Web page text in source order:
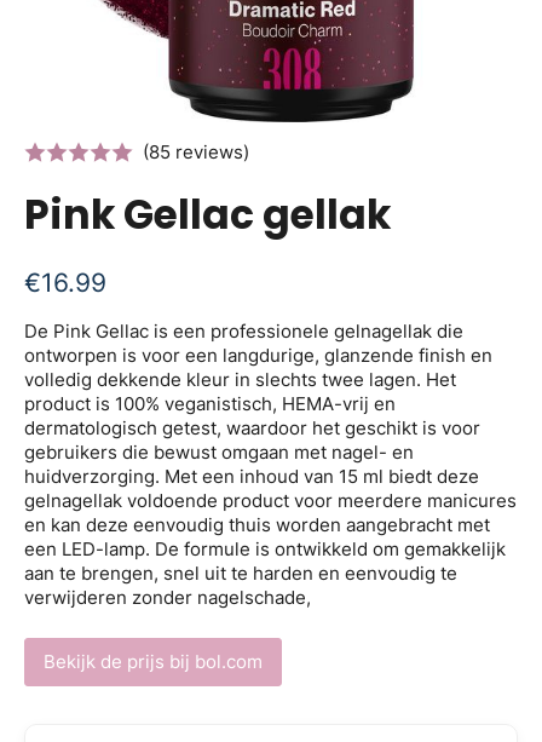
(85 reviews)
Pink Gellac gellak
€16.99
De Pink Gellac is een professionele gelnagellak die
ontworpen is voor een langdurige, glanzende finish en
volledig dekkende kleur in slechts twee lagen. Het
product is 100% veganistisch, HEMA-vrij en
dermatologisch getest, waardoor het geschikt is voor
gebruikers die bewust omgaan met nagel- en
huidverzorging. Met een inhoud van 15 ml biedt deze
gelnagellak voldoende product voor meerdere manicures
en kan deze eenvoudig thuis worden aangebracht met
een LED-lamp. De formule is ontwikkeld om gemakkelijk
aan te brengen, snel uit te harden en eenvoudig te
verwijderen zonder nagelschade,
Bekijk de prijs bij bol.com